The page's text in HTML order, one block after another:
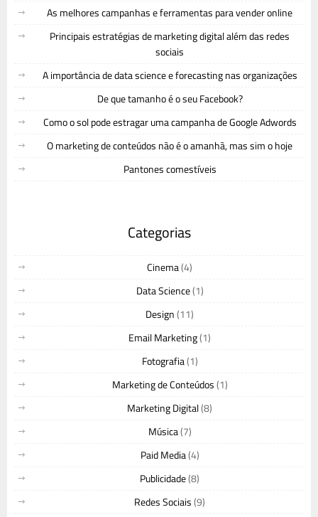
As melhores campanhas e ferramentas para vender online
Principais estratégias de marketing digital além das redes
sociais
A importância de data science e forecasting nas organizações
De que tamanho é o seu Facebook?
Como o sol pode estragar uma campanha de Google Adwords
O marketing de conteúdos não é o amanhã, mas sim o hoje
Pantones comestíveis
Categorias
Cinema(4)
Data Science(1)
Design(11)
Email Marketing(1)
Fotografia(1)
Marketing de Conteúdos(1)
Marketing Digital(8)
Música(7)
Paid Media(4)
Publicidade(8)
Redes Sociais(9)